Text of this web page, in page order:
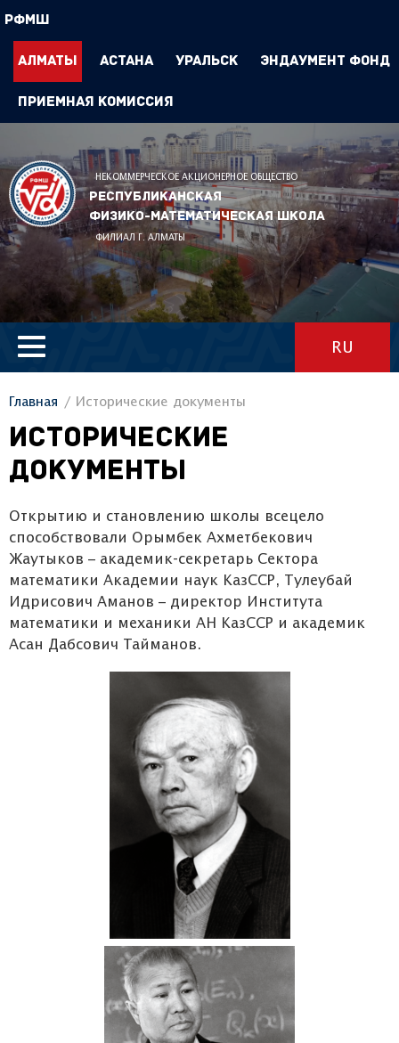
РФМШ
Алматы Астана Уральск Эндаумент Фонд
Приемная комиссия
НЕКОММЕРЧЕСКОЕ АКЦИОНЕРНОЕ ОБЩЕСТВО
Республиканская
физико-математическая школа
ФИЛИАЛ Г. АЛМАТЫ
RU
Главная Исторические документы
Исторические
документы
Открытию и становлению школы всецело
способствовали Орымбек Ахметбекович
Жаутыков – академик-секретарь Сектора
математики Академии наук КазССР, Тулеубай
Идрисович Аманов – директор Института
математики и механики АН КазССР и академик
Асан Дабсович Тайманов.